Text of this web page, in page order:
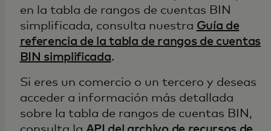
en la tabla de rangos de cuentas BIN
simplificada, consulta nuestra Guía de
referencia de la tabla de rangos de cuentas
BIN simplificada.
Si eres un comercio o un tercero y deseas
acceder a información más detallada
sobre la tabla de rangos de cuentas BIN,